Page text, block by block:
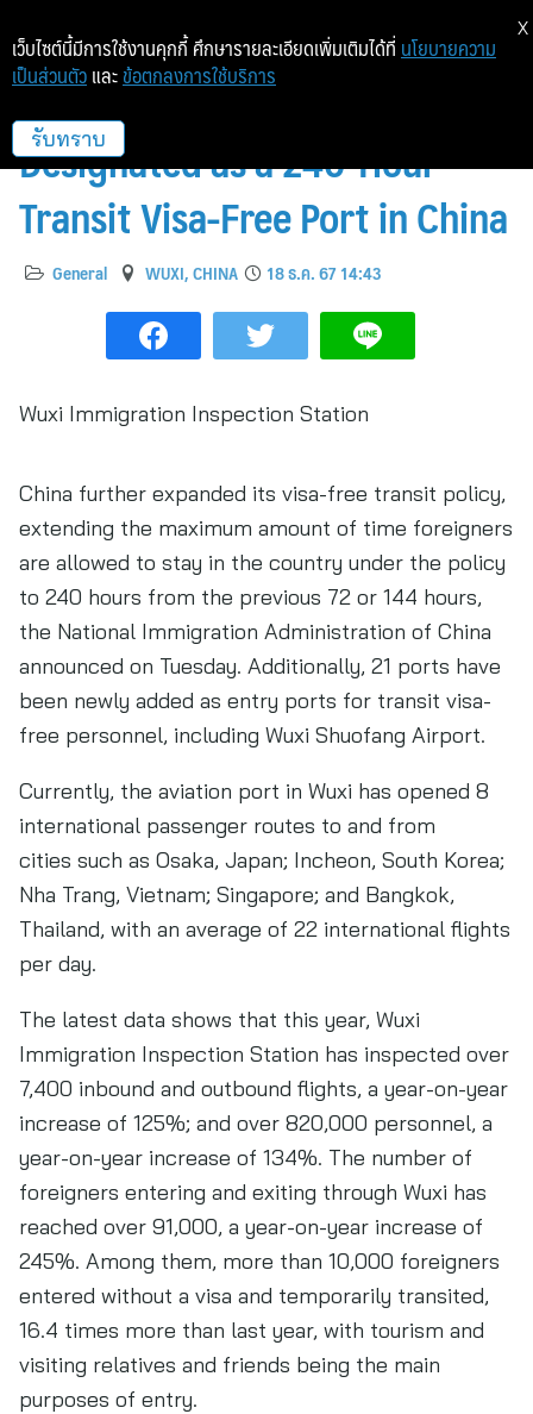
Wuxi Shuofang Airport Is
Designated as a 240-Hour
Transit Visa-Free Port in China
General WUXI, CHINA 18 ธ.ค. 67 14:43
Wuxi Immigration Inspection Station
China further expanded its visa-free transit policy,
extending the maximum amount of time foreigners
are allowed to stay in the country under the policy
to 240 hours from the previous 72 or 144 hours,
the National Immigration Administration of China
announced on Tuesday. Additionally, 21 ports have
been newly added as entry ports for transit visa-
free personnel, including Wuxi Shuofang Airport.
Currently, the aviation port in Wuxi has opened 8
international passenger routes to and from
cities such as Osaka, Japan; Incheon, South Korea;
Nha Trang, Vietnam; Singapore; and Bangkok,
Thailand, with an average of 22 international flights
per day.
The latest data shows that this year, Wuxi
Immigration Inspection Station has inspected over
7,400 inbound and outbound flights, a year-on-year
increase of 125%; and over 820,000 personnel, a
year-on-year increase of 134%. The number of
foreigners entering and exiting through Wuxi has
reached over 91,000, a year-on-year increase of
245%. Among them, more than 10,000 foreigners
entered without a visa and temporarily transited,
16.4 times more than last year, with tourism and
visiting relatives and friends being the main
purposes of entry.
เว็บไซต์นี้มีการใช้งานคุกกี้ ศึกษารายละเอียดเพิ่มเติมได้ที่ นโยบายความ
เป็นส่วนตัว และ ข้อตกลงการใช้บริการ
รับทราบ
X